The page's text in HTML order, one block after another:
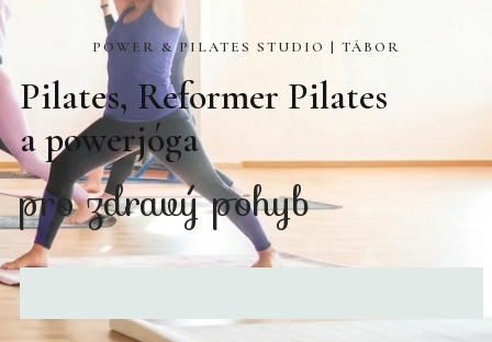
POWER & PILATES STUDIO | TÁBOR
Pilates, Reformer Pilates
a powerjóga
pro zdravý pohyb